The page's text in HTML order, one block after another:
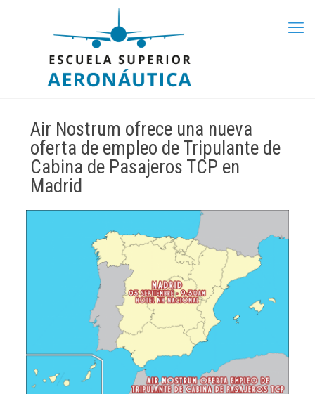
Air Nostrum ofrece una nueva
oferta de empleo de Tripulante de
Cabina de Pasajeros TCP en
Madrid